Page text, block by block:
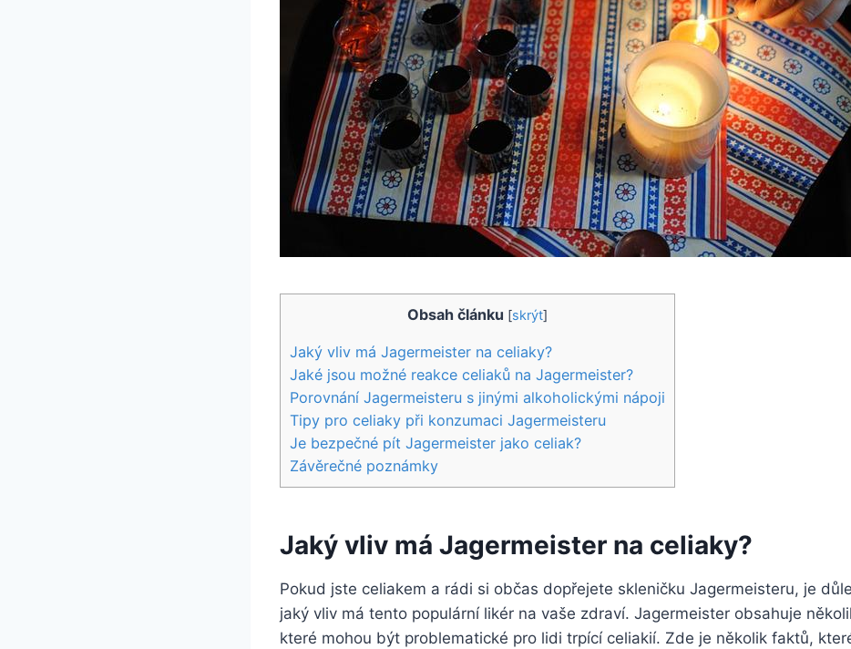
Obsah článku [skrýt]
Jaký vliv má Jagermeister na celiaky?
Jaké jsou možné reakce celiaků na Jagermeister?
Porovnání Jagermeisteru s jinými alkoholickými nápoji
Tipy pro celiaky při konzumaci Jagermeisteru
Je bezpečné pít Jagermeister jako celiak?
Závěrečné poznámky
Jaký vliv má Jagermeister na celiaky?
Pokud jste celiakem a rádi si občas dopřejete skleničku Jagermeisteru, je
jaký vliv má tento populární likér na vaše zdraví. Jagermeister obsahuje
které mohou být problematické pro lidi trpící celiakií. Zde je několik faktů,